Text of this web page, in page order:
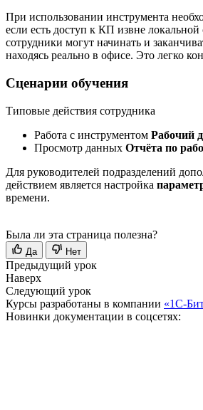
При использовании инструмента
если есть доступ к КП извне локальной
сотрудники могут начинать и
находясь реально в офисе. Это легко
Сценарии обучения
Типовые действия сотрудника
Работа с инструментом Рабочий
Просмотр данных Отчёта по
Для руководителей подразделений
действием является настройка
времени.
Была ли эта страница полезна?
Да Нет
Предыдущий урок
Наверх
Следующий урок
Курсы разработаны в компании «1С-
Новинки документации в соцсетях: